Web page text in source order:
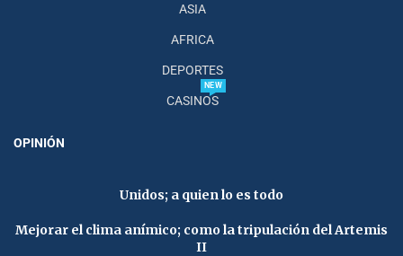
ASIA
AFRICA
DEPORTES
CASINOS
NEW
OPINIÓN
Unidos; a quien lo es todo
Mejorar el clima anímico; como la tripulación del Artemis
II